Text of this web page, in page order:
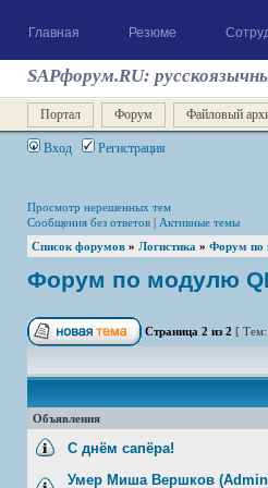
Главная Резюме
SAPфорум.RU:
Портал Форум Файловый
Вход Регистрация
Просмотр нерешенных тем
Сообщения без ответов | Активные темы
Список форумов » Логистика » Форум по
Форум по модулю
Страница 2 из 2 [
Объявления
С днём сапёра!
Умер Миша Вершков